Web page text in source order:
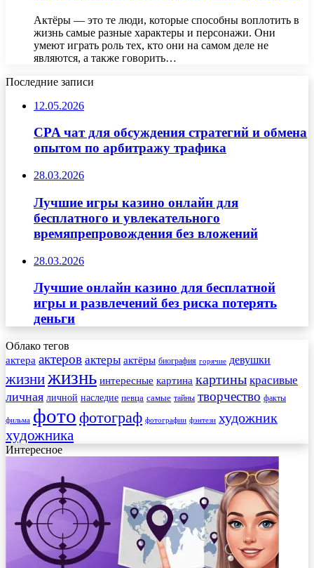
Актёры — это те люди, которые способны воплотить в
жизнь самые разные характеры и персонажи. Они
умеют играть роль тех, кто они на самом деле не
являются, а также говорить…
Последние записи
12.05.2026
CPA чат для обсуждения стратегий и обмена
опытом по арбитражу трафика
28.03.2026
Лучшие игры казино онлайн для
бесплатного и увлекательного
времяпрепровождения без вложений
28.03.2026
Лучшие онлайн казино для бесплатной
игры и развлечений без риска потерять
деньги
Облако тегов
актера актеров актеры актёры биография горячие девушки
жизнижизнь интересные картина картины красивые
личная личной наследие певца самые тайны творчество факты
фильма фото фотограф фотографии фэнтези художник
художника
Интересное